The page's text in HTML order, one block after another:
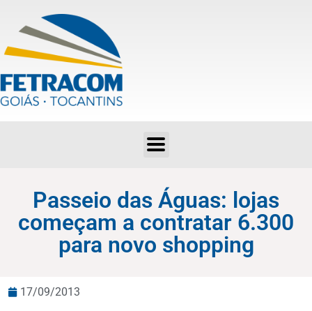
Passeio das Águas: lojas
começam a contratar 6.300
para novo shopping
17/09/2013